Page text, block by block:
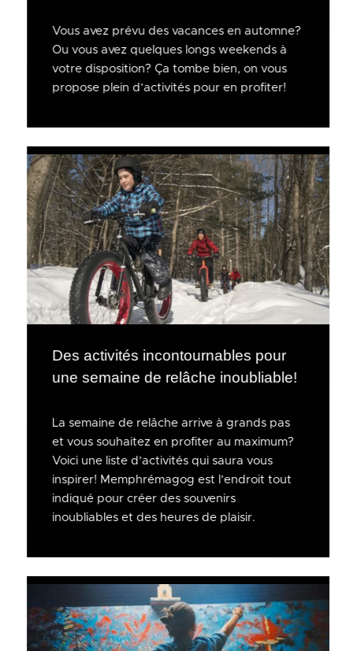
Vous avez prévu des vacances en automne?
Ou vous avez quelques longs weekends à
votre disposition? Ça tombe bien, on vous
propose plein d’activités pour en profiter!
Des activités incontournables pour
une semaine de relâche inoubliable!
La semaine de relâche arrive à grands pas
et vous souhaitez en profiter au maximum?
Voici une liste d’activités qui saura vous
inspirer! Memphrémagog est l’endroit tout
indiqué pour créer des souvenirs
inoubliables et des heures de plaisir.